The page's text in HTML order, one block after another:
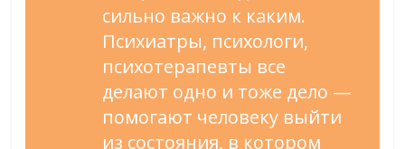
сильно важно к каким.
Психиатры, психологи,
психотерапевты все
делают одно и тоже дело —
помогают человеку выйти
из состояния, в котором